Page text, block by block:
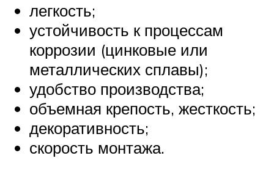
легкость;
устойчивость к процессам
коррозии (цинковые или
металлических сплавы);
удобство производства;
объемная крепость, жесткость;
декоративность;
скорость монтажа.